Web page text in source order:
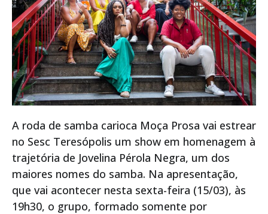
A roda de samba carioca Moça Prosa vai estrear
no Sesc Teresópolis um show em homenagem à
trajetória de Jovelina Pérola Negra, um dos
maiores nomes do samba. Na apresentação,
que vai acontecer nesta sexta-feira (15/03), às
19h30, o grupo, formado somente por